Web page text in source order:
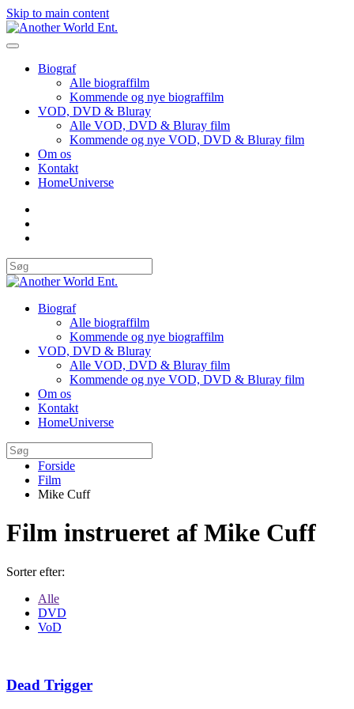
Skip to main content
Biograf
Alle biograffilm
Kommende og nye biograffilm
VOD, DVD & Bluray
Alle VOD, DVD & Bluray film
Kommende og nye VOD, DVD & Bluray film
Om os
Kontakt
HomeUniverse
Biograf
Alle biograffilm
Kommende og nye biograffilm
VOD, DVD & Bluray
Alle VOD, DVD & Bluray film
Kommende og nye VOD, DVD & Bluray film
Om os
Kontakt
HomeUniverse
Forside
Film
Mike Cuff
Film instrueret af Mike Cuff
Sorter efter:
Alle
DVD
VoD
Dead Trigger